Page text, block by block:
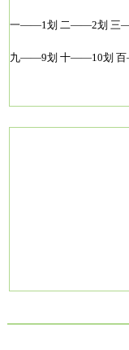
一——1划 二——2划 三
九——9划 十——10划